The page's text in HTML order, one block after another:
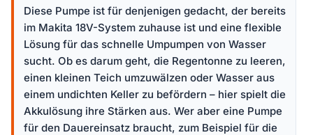
Diese Pumpe ist für denjenigen gedacht, der bereits
im Makita 18V-System zuhause ist und eine flexible
Lösung für das schnelle Umpumpen von Wasser
sucht. Ob es darum geht, die Regentonne zu leeren,
einen kleinen Teich umzuwälzen oder Wasser aus
einem undichten Keller zu befördern – hier spielt die
Akkulösung ihre Stärken aus. Wer aber eine Pumpe
für den Dauereinsatz braucht, zum Beispiel für die